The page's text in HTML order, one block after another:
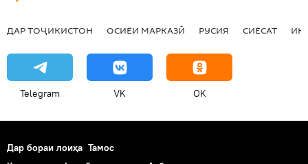
ДАР ТОҶИКИСТОН ОСИЁИ МАРКАЗӢ РУСИЯ СИЁСАТ
Telegram VK OK
Дар бораи лоиҳа Тамос